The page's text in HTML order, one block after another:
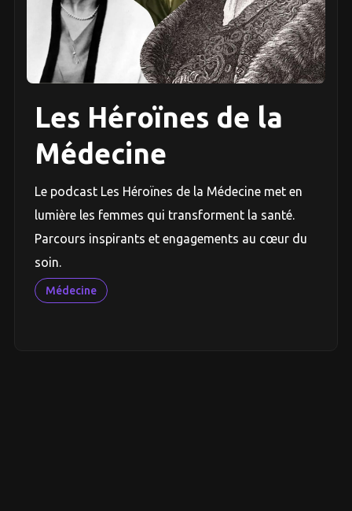
Les Héroïnes de la
Médecine
Le podcast Les Héroïnes de la Médecine met en
lumière les femmes qui transforment la santé.
Parcours inspirants et engagements au cœur du
soin.
Médecine